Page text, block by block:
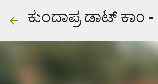
ಕುಂದಾಪ್ರ ಡಾಟ್ ಕಾಂ